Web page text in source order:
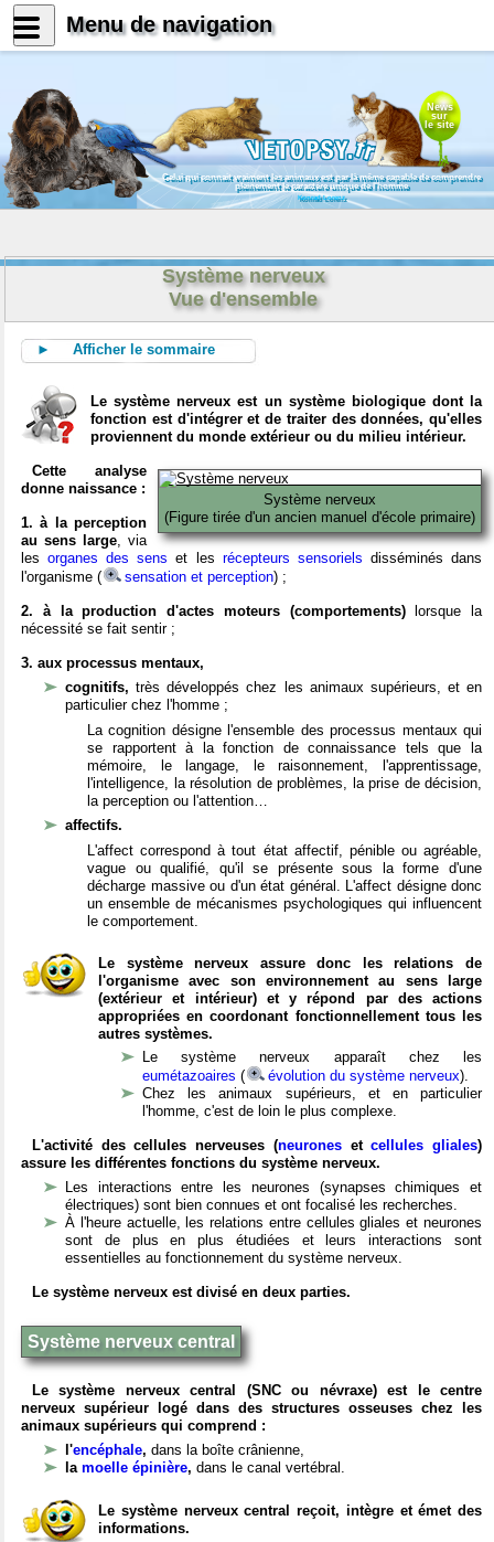
News
sur
le site
Celui qui connait vraiment les animaux est par là même capable de comprendre
pleinement le caractère unique de l'homme
Konrad Lorenz
Système nerveux
Vue d'ensemble
► Afficher le sommaire
Le système nerveux est un système biologique dont la
fonction est d'intégrer et de traiter des données, qu'elles
proviennent du monde extérieur ou du milieu intérieur.
Système nerveux
(Figure tirée d'un ancien manuel d'école primaire)
Cette analyse
donne naissance :
1. à la perception
au sens large, via
lesorganes des sens et les récepteurs sensoriels disséminés dans
l'organisme (
sensation et perception) ;
2. à la production d'actes moteurs (comportements)lorsque la
nécessité se fait sentir ;
3. aux processus mentaux,
cognitifs,très développés chez les animaux supérieurs, et en
particulier chez l'homme ;
La cognition désigne l'ensemble des processus mentaux qui
se rapportent à la fonction de connaissance tels que la
mémoire, le langage, le raisonnement, l'apprentissage,
l'intelligence, la résolution de problèmes, la prise de décision,
la perception ou l'attention…
affectifs.
L'affect correspond à tout état affectif, pénible ou agréable,
vague ou qualifié, qu'il se présente sous la forme d'une
décharge massive ou d'un état général. L'affect désigne donc
un ensemble de mécanismes psychologiques qui influencent
le comportement.
Le système nerveux assure donc les relations de
l'organisme avec son environnement au sens large
(extérieur et intérieur) et y répond par des actions
appropriées en coordonant fonctionnellement tous les
autres systèmes.
Le système nerveux apparaît chez les
eumétazoaires ( évolution du système nerveux).
Chez les animaux supérieurs, et en particulier
l'homme, c'est de loin le plus complexe.
L'activité des cellules nerveuses (neuronesetcellules gliales)
assure les différentes fonctions du système nerveux.
Les interactions entre les neurones (synapses chimiques et
électriques) sont bien connues et ont focalisé les recherches.
À l'heure actuelle, les relations entre cellules gliales et neurones
sont de plus en plus étudiées et leurs interactions sont
essentielles au fonctionnement du système nerveux.
Le système nerveux est divisé en deux parties.
Système nerveux central
Le système nerveux central (SNC ou névraxe) est le centre
nerveux supérieur logé dans des structures osseuses chez les
animaux supérieurs qui comprend :
l'encéphale, dans la boîte crânienne,
la moelle épinière, dans le canal vertébral.
Le système nerveux central reçoit, intègre et émet des
informations.
Menu de navigation